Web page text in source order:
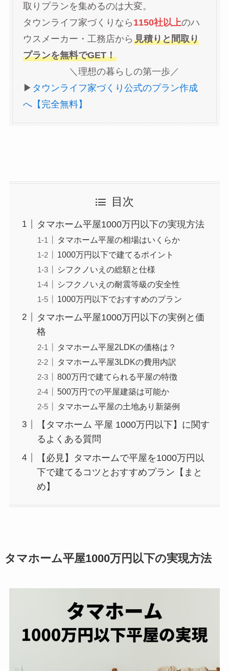
取りプランを集めるのは大変。
タウンライフ家づくりなら 1150社以上のハ
ウスメーカー・工務店から 見積りと間取り
プランを無料でGET！
＼理想の暮らしの第一歩／
▶︎ タウンライフ家づくり公式のプラン作成
へ【完全無料】
目次
タマホーム平屋1000万円以下の実現方法
タマホーム平屋の相場はいくらか
1000万円以下で建てるポイント
シフクノいえの総額と仕様
シフクノいえの耐震等級の安全性
1000万円以下でおすすめのプラン
タマホーム平屋1000万円以下の実例と価
格
タマホーム平屋2LDKの価格は？
タマホーム平屋3LDKの費用内訳
800万円で建てられる平屋の特徴
500万円での平屋建築は可能か
タマホーム平屋の土地あり新築例
【タマホーム 平屋 1000万円以下】に関す
るよくある質問
【必見】タマホームで平屋を1000万円以
下で建てるコツとおすすめプラン【まと
め】
タマホーム平屋1000万円以下の実現方法